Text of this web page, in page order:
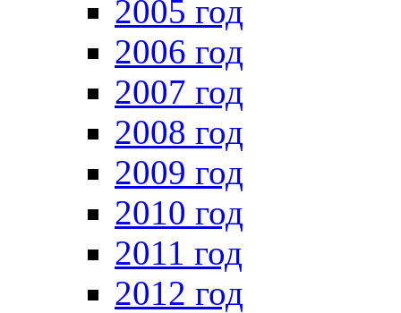
2005 год
2006 год
2007 год
2008 год
2009 год
2010 год
2011 год
2012 год